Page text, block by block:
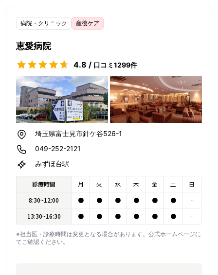
病院・クリニック 産後ケア
恵愛病院
4.8 / 口コミ 1299件
埼玉県富士見市針ケ谷526-1
049-252-2121
みずほ台駅
診療時間 月 火 水 木 金 土
日
8:30~12:00
● ● ● ● ● ●
-
13:30~16:30
● ● ● ● ● ● -
※担当医・診療時間は変更となる場合があります。公式ホームページに
てご確認ください。